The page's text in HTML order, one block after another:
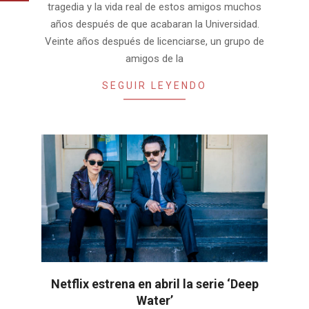
tragedia y la vida real de estos amigos muchos
años después de que acabaran la Universidad.
Veinte años después de licenciarse, un grupo de
amigos de la
SEGUIR LEYENDO
Netflix estrena en abril la serie ‘Deep
Water’